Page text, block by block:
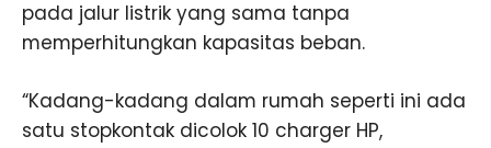
pada jalur listrik yang sama tanpa
memperhitungkan kapasitas beban.
“Kadang-kadang dalam rumah seperti ini ada
satu stopkontak dicolok 10 charger HP,